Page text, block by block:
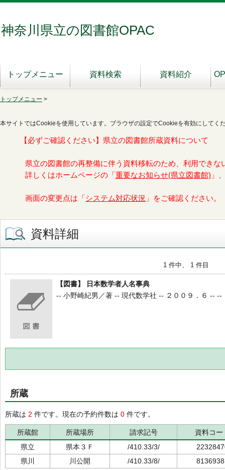
神奈川県立の図書館OPAC
トップメニュー 資料検索 資料紹介
トップメニュー >
本サイトではCookieを使用しています。ブラウザの設定でCookieを有効にしてく
【必ずご確認ください】県立の図書館所蔵資料について
県立の図書館の再整備に伴う資料移転のため、利用できな
詳しくはホームページの「 重要なお知らせ(県立図書館) 」
画面の変更点は「 システム対応状況 」をご確認ください。
資料詳細
1 件中、 1 件目
【図書】 日本数学者人名事典
-- 小野崎紀男／著 -- 現代数学社 -- ２００９．６ -- --
所蔵
所蔵は 2 件です。現在の予約件数は 0 件です。
所蔵館 所蔵場所 請求記号
資料コー
県立
県本３Ｆ /410.33/3/
県川
川公開 /410.33/8/